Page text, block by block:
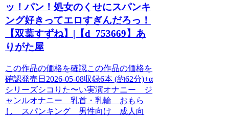
ッ！パン！処女のくせにスパンキ
ング好きってエロすぎんだろっ！
【双葉すずね】|【d_753669】あ
りがた屋
この作品の価格を確認この作品の価格を
確認発売日2026-05-08収録6本 (約62分)+α
シリーズシコりた〜い実演オナニー ジ
ャンルオナニー 乳首・乳輪 おもら
し スパンキング 男性向け 成人向